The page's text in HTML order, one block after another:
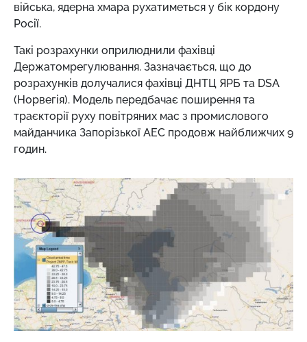
війська, ядерна хмара рухатиметься у бік кордону
Росії.
Такі розрахунки оприлюднили фахівці
Держатомрегулювання. Зазначається, що до
розрахунків долучалися фахівці ДНТЦ ЯРБ та DSA
(Норвегія). Модель передбачає поширення та
траєкторії руху повітряних мас з промислового
майданчика Запорізької АЕС продовж найближчих 9
годин.